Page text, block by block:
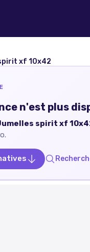
xf 10x42
n'est plus
spirit xf